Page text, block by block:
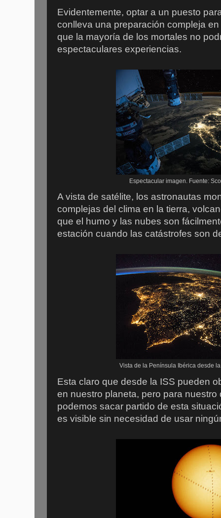
Evidentemente, optar a un puesto
conlleva una preparación compleja
que la mayoría de los mortales no
espectaculares experiencias.
Espectacular imagen. Fuente:
A vista de satélite, los astronautas
complejas del clima en la tierra,
que el humo y las nubes son
estación cuando las catástrofes son
Vista de la Península Ibérica desde
Esta claro que desde la ISS pueden
en nuestro planeta, pero para
podemos sacar partido de esta
es visible sin necesidad de usar